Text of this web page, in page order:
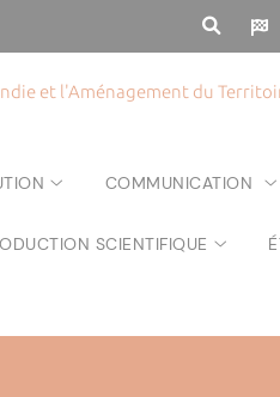
et l'Aménagement du
COMMUNICATION
SCIENTIFIQUE